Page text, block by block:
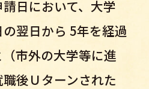
日において、大学
翌日から 5年を経過
（市外の大学等に進
後Ｕターンされた